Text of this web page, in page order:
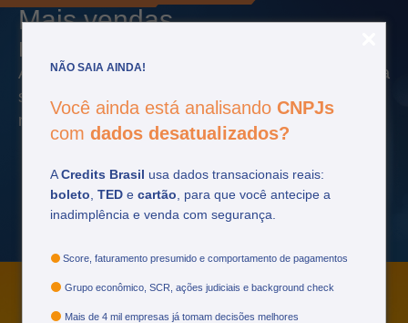
NÃO SAIA AINDA!
Você ainda está analisando CNPJs
com dados desatualizados?
ACredits Brasil usa dados transacionais reais:
boleto TED e cartão , para que você antecipe a
inadimplência e venda com segurança.
Score, faturamento presumido e comportamento de pagamentos
Grupo econômico, SCR, ações judiciais e background check
Mais de 4 mil empresas já tomam decisões melhores
Mais vendas,
menos inadimplência
Aumente suas vendas e mantenha a inadimplência
sobre controle ao atribuir limites assertivos com
nossas soluções de Análise de Crédito.